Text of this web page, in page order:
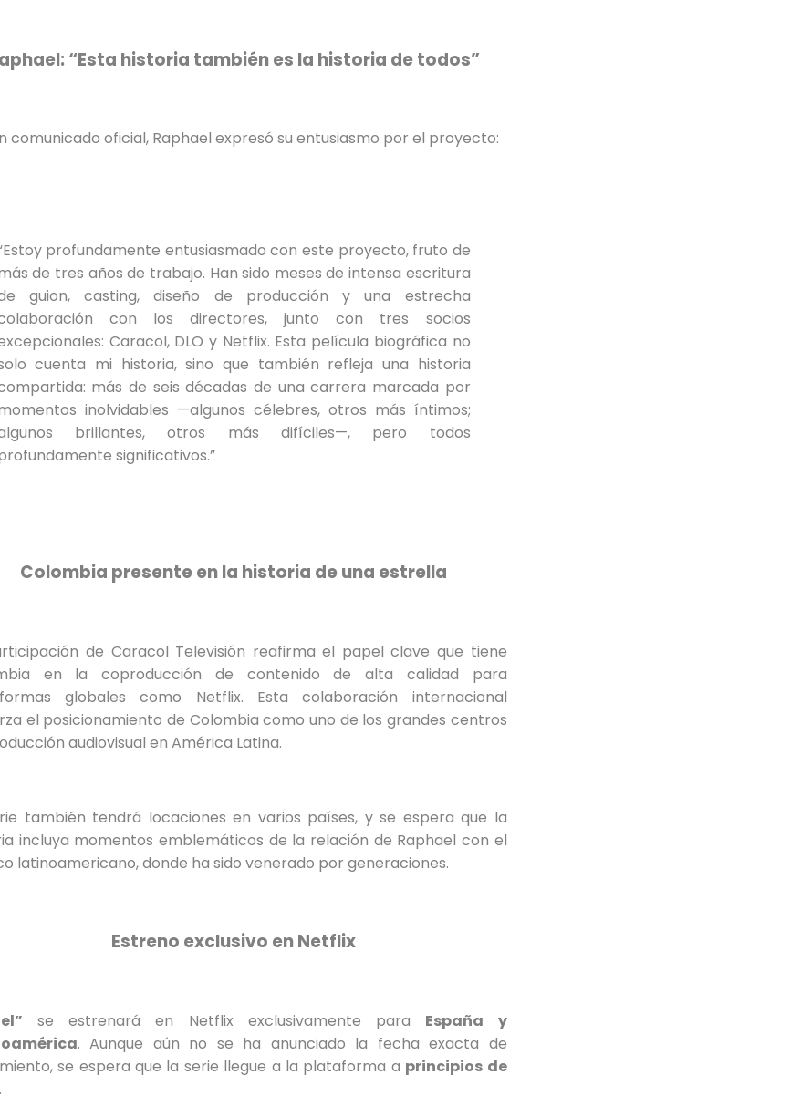
“Esta historia también es la historia de todos”
comunicado oficial, Raphael expresó su entusiasmo por el proyecto:
profundamente entusiasmado con este proyecto, fruto de
de tres años de trabajo. Han sido meses de intensa escritura
guion, casting, diseño de producción y una estrecha
con los directores, junto con tres socios
Caracol, DLO y Netflix. Esta película biográfica no
cuenta mi historia, sino que también refleja una historia
más de seis décadas de una carrera marcada por
inolvidables —algunos célebres, otros más íntimos;
brillantes, otros más difíciles—, pero todos
significativos.”
Colombia presente en la historia de una estrella
de Caracol Televisión reafirma el papel clave que tiene
en la coproducción de contenido de alta calidad para
globales como Netflix. Esta colaboración internacional
el posicionamiento de Colombia como uno de los grandes centros
audiovisual en América Latina.
también tendrá locaciones en varios países, y se espera que la
incluya momentos emblemáticos de la relación de Raphael con el
latinoamericano, donde ha sido venerado por generaciones.
Estreno exclusivo en Netflix
se estrenará en Netflix exclusivamente para España y
. Aunque aún no se ha anunciado la fecha exacta de
se espera que la serie llegue a la plataforma a principios de
.